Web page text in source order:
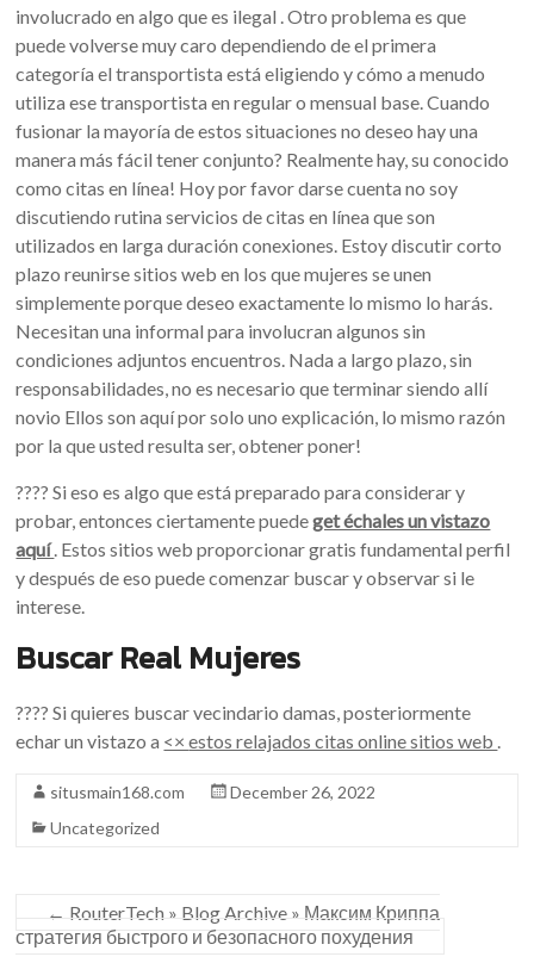
involucrado en algo que es ilegal . Otro problema es que
puede volverse muy caro dependiendo de el primera
categoría el transportista está eligiendo y cómo a menudo
utiliza ese transportista en regular o mensual base. Cuando
fusionar la mayoría de estos situaciones no deseo hay una
manera más fácil tener conjunto? Realmente hay, su conocido
como citas en línea! Hoy por favor darse cuenta no soy
discutiendo rutina servicios de citas en línea que son
utilizados en larga duración conexiones. Estoy discutir corto
plazo reunirse sitios web en los que mujeres se unen
simplemente porque deseo exactamente lo mismo lo harás.
Necesitan una informal para involucran algunos sin
condiciones adjuntos encuentros. Nada a largo plazo, sin
responsabilidades, no es necesario que terminar siendo allí
novio Ellos son aquí por solo uno explicación, lo mismo razón
por la que usted resulta ser, obtener poner!
???? Si eso es algo que está preparado para considerar y
probar, entonces ciertamente puedeget échales un vistazo
aquí. Estos sitios web proporcionar gratis fundamental perfil
y después de eso puede comenzar buscar y observar si le
interese.
Buscar Real Mujeres
???? Si quieres buscar vecindario damas, posteriormente
echar un vistazo a <×estos relajados citas online sitios web .
situsmain168.com
December 26, 2022
Uncategorized
← RouterTech » Blog Archive » Максим Криппа
стратегия быстрого и безопасного похудения